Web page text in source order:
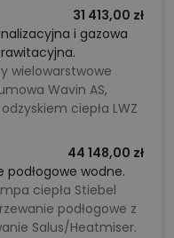
31 413,00 zł
i gazowa
wielowarstwowe
Wavin AS,
ciepła LWZ
44 148,00 zł
podłogowe wodne.
ciepła Stiebel
podłogowe z
Salus/Heatmiser.